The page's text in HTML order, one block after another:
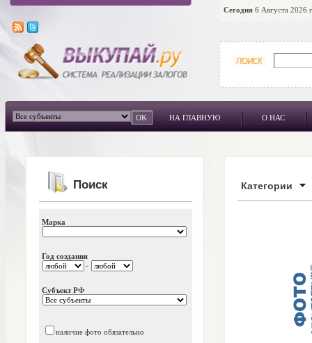
Сегодня 6 Августа 2026
НА ГЛАВНУЮ О НАС
Поиск
Марка
Год создания
-
Субъект РФ
наличие фото обязательно
Категории